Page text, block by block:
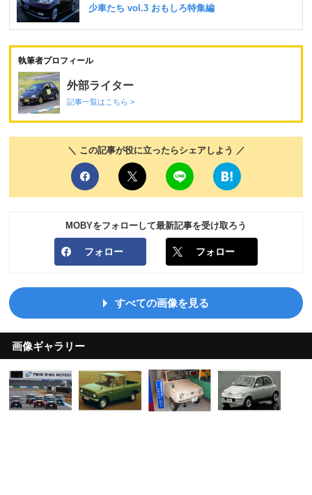
執筆者プロフィール
外部ライター
記事一覧はこちら >
＼ この記事が役に立ったらシェアしよう ／
MOBYをフォローして最新記事を受け取ろう
フォロー フォロー
すべての画像を見る
画像ギャラリー